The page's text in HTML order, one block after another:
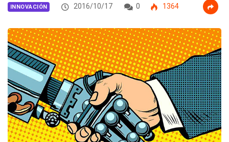
INNOVACIÓN 2016/10/17 0 1364